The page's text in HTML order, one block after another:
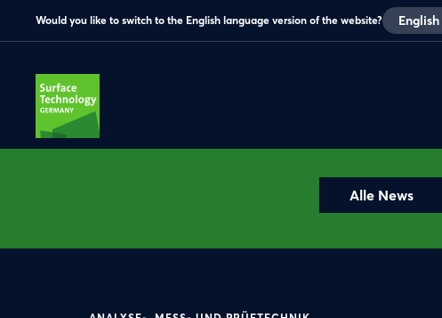
Would you like to switch to the English language version of the website? English
Alle News